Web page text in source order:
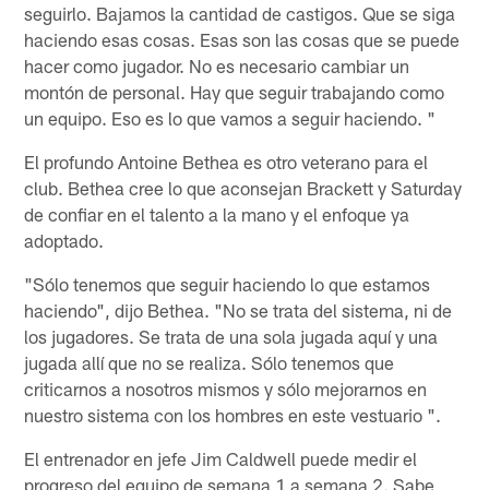
seguirlo. Bajamos la cantidad de castigos. Que se siga
haciendo esas cosas. Esas son las cosas que se puede
hacer como jugador. No es necesario cambiar un
montón de personal. Hay que seguir trabajando como
un equipo. Eso es lo que vamos a seguir haciendo. "
El profundo Antoine Bethea es otro veterano para el
club. Bethea cree lo que aconsejan Brackett y Saturday
de confiar en el talento a la mano y el enfoque ya
adoptado.
"Sólo tenemos que seguir haciendo lo que estamos
haciendo", dijo Bethea. "No se trata del sistema, ni de
los jugadores. Se trata de una sola jugada aquí y una
jugada allí que no se realiza. Sólo tenemos que
criticarnos a nosotros mismos y sólo mejorarnos en
nuestro sistema con los hombres en este vestuario ".
El entrenador en jefe Jim Caldwell puede medir el
progreso del equipo de semana 1 a semana 2. Sabe